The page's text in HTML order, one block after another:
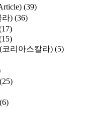
(39)
라) (36)
코리아스칼라) (5)
(25)
(6)